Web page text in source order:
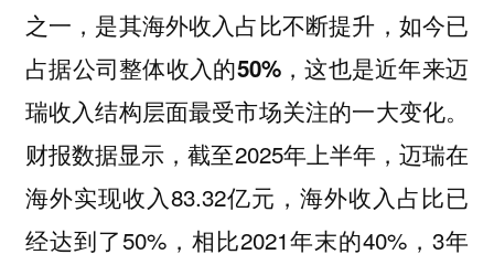
之一，是其海外收入占比不断提升，如今已
占据公司整体收入的50%，这也是近年来迈
瑞收入结构层面最受市场关注的一大变化。
财报数据显示，截至2025年上半年，迈瑞在
海外实现收入83.32亿元，海外收入占比已
经达到了50%，相比2021年末的40%，3年